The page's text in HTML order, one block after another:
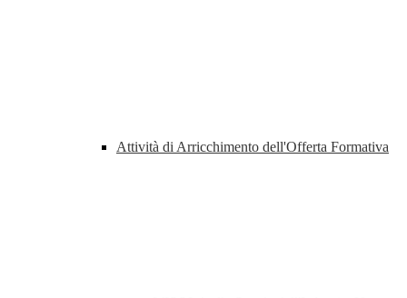
Attività di Arricchimento dell'Offerta Formativa